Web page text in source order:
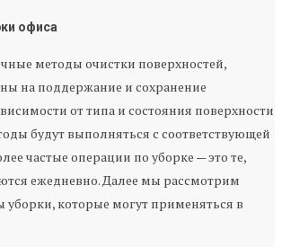
офиса
методы очистки поверхностей,
на поддержание и сохранение
от типа и состояния поверхности
будут выполняться с соответствующей
частые операции по уборке — это те,
ежедневно. Далее мы рассмотрим
которые могут применяться в